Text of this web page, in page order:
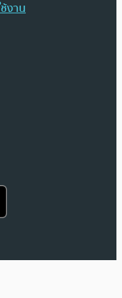
งาน